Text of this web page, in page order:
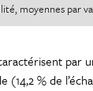
moyennes par
par
(14,2 % de